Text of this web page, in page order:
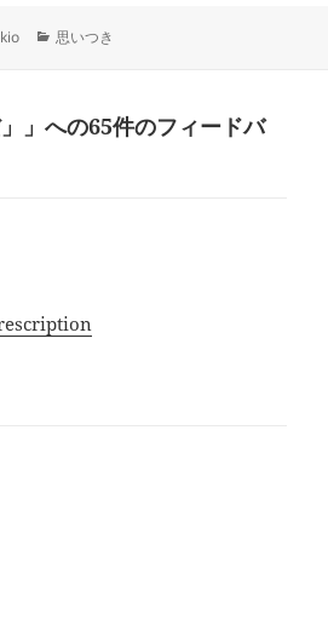
カ
ー
思いつき
」への65件のフィードバ